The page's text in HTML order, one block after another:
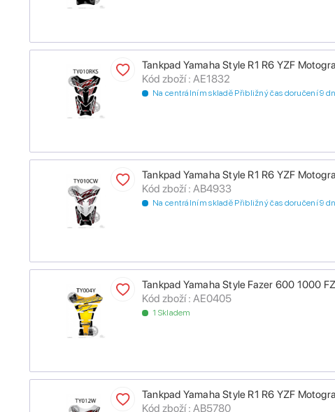
Tankpad Yamaha Style R1 R6 YZF
Kód zboží : AE1832
Na centrálním skladě Přibližný čas doručení 9
Tankpad Yamaha Style R1 R6 YZF
Kód zboží : AB4933
Na centrálním skladě Přibližný čas doručení 9
Tankpad Yamaha Style Fazer 600 1000
Kód zboží : AE0405
1 Skladem
Tankpad Yamaha Style R1 R6 YZF
Kód zboží : AB5780